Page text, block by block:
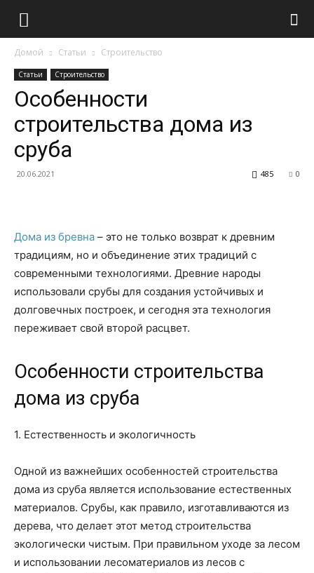
Домой Статьи Строительство
Статьи Строительство
Особенности
строительства дома из
сруба
20.06.2021 0
485
Дома из бревна – это не только возврат к древним
традициям, но и объединение этих традиций с
современными технологиями. Древние народы
использовали срубы для создания устойчивых и
долговечных построек, и сегодня эта технология
переживает свой второй расцвет.
Особенности строительства
дома из сруба
1. Естественность и экологичность
Одной из важнейших особенностей строительства
дома из сруба является использование естественных
материалов. Срубы, как правило, изготавливаются из
дерева, что делает этот метод строительства
экологически чистым. При правильном уходе за лесом
и использовании лесоматериалов из лесов с